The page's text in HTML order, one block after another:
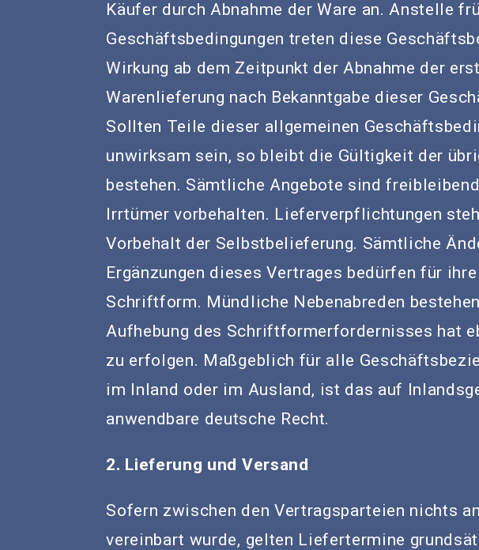
Käufer durch Abnahme der Ware an. Anstelle
Geschäftsbedingungen treten diese
Wirkung ab dem Zeitpunkt der Abnahme der
Warenlieferung nach Bekanntgabe dieser
Sollten Teile dieser allgemeinen
unwirksam sein, so bleibt die Gültigkeit der
bestehen. Sämtliche Angebote sind
Irrtümer vorbehalten. Lieferverpflichtungen
Vorbehalt der Selbstbelieferung. Sämtliche
Ergänzungen dieses Vertrages bedürfen für
Schriftform. Mündliche Nebenabreden
Aufhebung des Schriftformerfordernisses hat
zu erfolgen. Maßgeblich für alle
im Inland oder im Ausland, ist das auf
anwendbare deutsche Recht.
2. Lieferung und Versand
Sofern zwischen den Vertragsparteien nichts
vereinbart wurde, gelten Liefertermine